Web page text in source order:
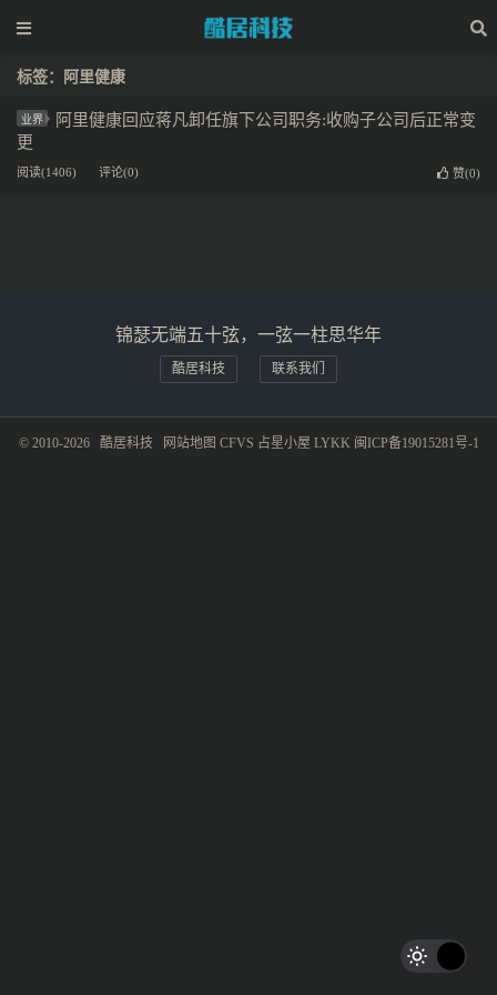
标签：阿里健康
业界
阿里健康回应蒋凡卸任旗下公司职务:收购子公司后正常变
更
阅读(1406) 评论(0) 赞(0)
锦瑟无端五十弦，一弦一柱思华年
酷居科技 联系我们
© 2010-2026 酷居科技 网站地图 CFVS 占星小屋 LYKK 闽ICP备19015281号-1